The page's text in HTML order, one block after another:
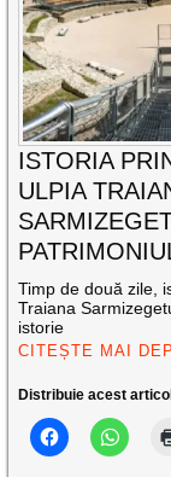
ISTORIA
ULPIA
Timp de două zile,
Traiana
istorie
CITEȘTE MAI
Distribuie acest articol